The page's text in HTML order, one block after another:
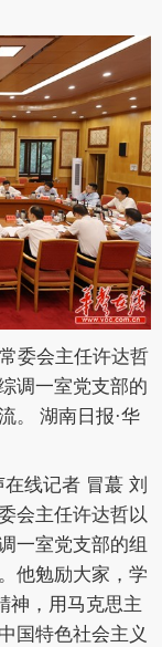
委会主任许达哲
调一室党支部的
。 湖南日报·华
在线记者 冒蕞 刘
会主任许达哲以
一室党支部的组
他勉励大家，学
神，用马克思主
国特色社会主义